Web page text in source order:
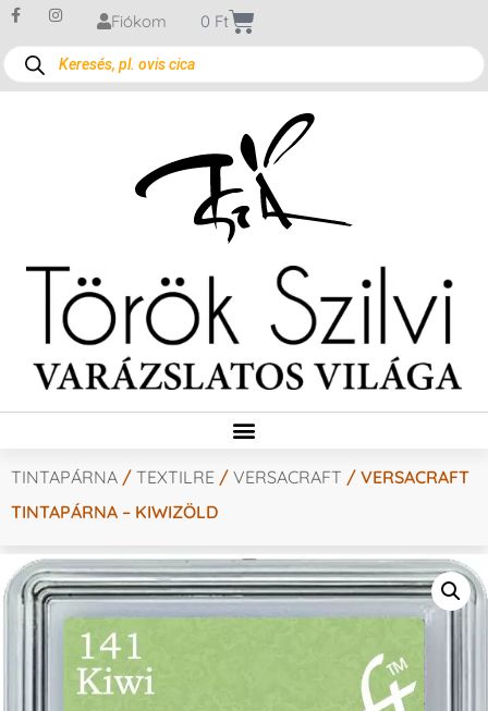
Fiókom 0 Ft
TINTAPÁRNA / TEXTILRE / VERSACRAFT / VERSACRAFT
TINTAPÁRNA – KIWIZÖLD